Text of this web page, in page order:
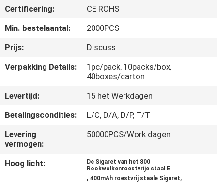
FABRIEKSREIS
KWALITEITSCONTROLE
OM
EEN
CITAAT
SITEMAP
Certificering:
CE ROHS
Min. bestelaantal:
2000PCS
Prijs:
Discuss
Verpakking Details:
1pc/pack, 10packs/box,
40boxes/carton
Levertijd:
15 het Werkdagen
Betalingscondities:
L/C, D/A, D/P, T/T
Levering
vermogen:
50000PCS/Work dagen
Hoog licht:
De Sigaret van het 800
Rookwolkenroestvrije staal E
,400mAh roestvrij staale Sigaret,